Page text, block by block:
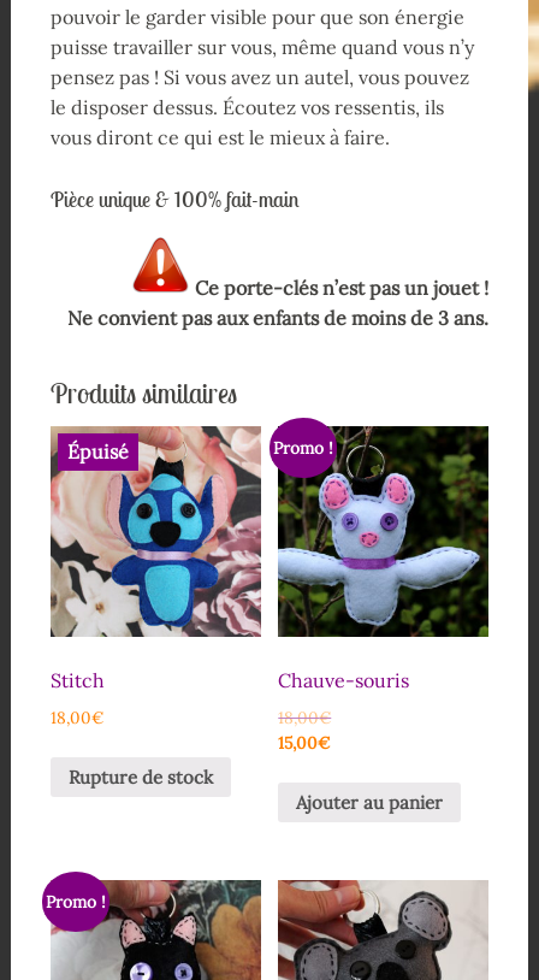
pouvoir le garder visible pour que son énergie
puisse travailler sur vous, même quand vous n’y
pensez pas ! Si vous avez un autel, vous pouvez
le disposer dessus. Écoutez vos ressentis, ils
vous diront ce qui est le mieux à faire.
Pièce unique & 100% fait-main
Ce porte-clés n’est pas un jouet !
Ne convient pas aux enfants de moins de 3 ans.
Produits similaires
Épuisé
Stitch
18,00€
Rupture de stock
Promo !
Chauve-souris
18,00€
15,00€
Ajouter au panier
Promo !